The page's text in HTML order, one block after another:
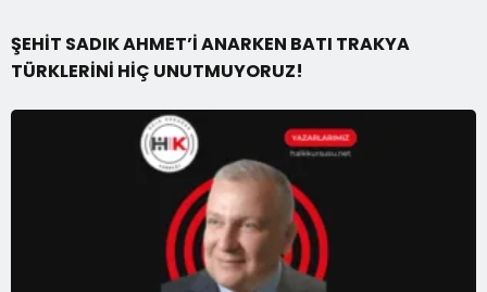
ŞEHİT SADIK AHMET’İ ANARKEN BATI TRAKYA
TÜRKLERİNİ HİÇ UNUTMUYORUZ!